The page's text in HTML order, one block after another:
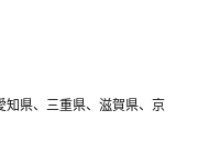
知県、三重県、滋賀県、京